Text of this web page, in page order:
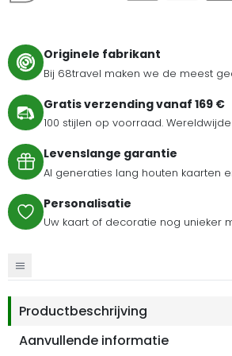
Originele fabrikant
Bij 68travel maken we de meest
Gratis verzending vanaf 169 €
100 stijlen op voorraad.
Levenslange garantie
Al generaties lang houten kaarten
Personalisatie
Uw kaart of decoratie nog unieker
Productbeschrijving
Aanvullende informatie